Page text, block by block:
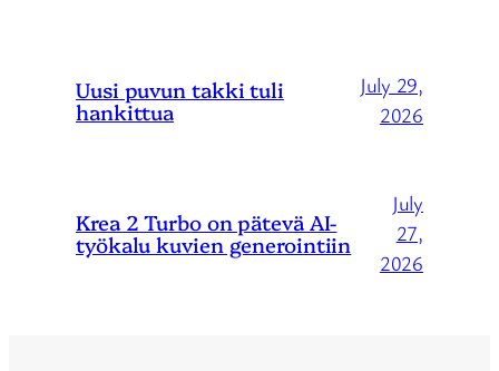
Uusi puvun takki tuli
hankittua
July 29,
2026
Krea 2 Turbo on pätevä AI-
työkalu kuvien generointiin
July
27,
2026